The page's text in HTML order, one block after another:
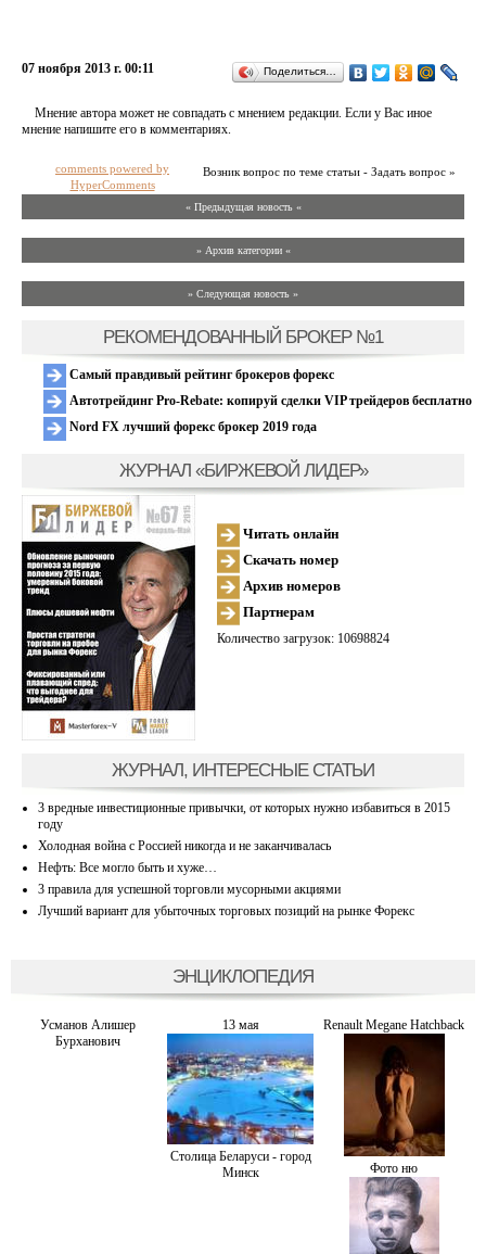
07 ноября 2013 г. 00:11 Поделиться…
Мнение автора может не совпадать с мнением редакции. Если у Вас иное
мнение напишите его в комментариях.
Возник вопрос по теме статьи - Задать вопрос »
comments powered by
HyperComments
« Предыдущая новость «
» Архив категории «
» Следующая новость »
РЕКОМЕНДОВАННЫЙ БРОКЕР №1
Самый правдивый рейтинг брокеров форекс
Автотрейдинг Pro-Rebate: копируй сделки VIP трейдеров бесплатно
Nord FX лучший форекс брокер 2019 года
ЖУРНАЛ «БИРЖЕВОЙ ЛИДЕР»
Читать онлайн
Скачать номер
Архив номеров
Партнерам
Количество загрузок: 10698824
ЖУРНАЛ, ИНТЕРЕСНЫЕ СТАТЬИ
3 вредные инвестиционные привычки, от которых нужно избавиться в 2015
году
Холодная война с Россией никогда и не заканчивалась
Нефть: Все могло быть и хуже…
3 правила для успешной торговли мусорными акциями
Лучший вариант для убыточных торговых позиций на рынке Форекс
ЭНЦИКЛОПЕДИЯ
Усманов Алишер
Бурханович
13 мая Renault Megane Hatchback
Столица Беларуси - город
Минск
Фото ню